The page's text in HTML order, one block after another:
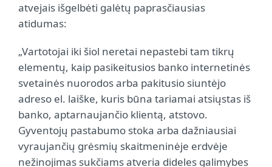
atvejais išgelbėti galėtų paprasčiausias
atidumas:
„Vartotojai iki šiol neretai nepastebi tam tikrų
elementų, kaip pasikeitusios banko internetinės
svetainės nuorodos arba pakitusio siuntėjo
adreso el. laiške, kuris būna tariamai atsiųstas iš
banko, aptarnaujančio klientą, atstovo.
Gyventojų pastabumo stoka arba dažniausiai
vyraujančių grėsmių skaitmeninėje erdvėje
nežinojimas sukčiams atveria dideles galimybes